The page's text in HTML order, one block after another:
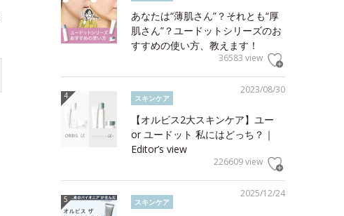
あなたは“薄肌さん”？それとも“厚
肌さん”？ユードットシリーズのお
すすめの使い方、教えます！
36583 view
2023/08/30
スキンケア
【オルビス2大スキンケア】ユー
or ユードット 私にはどっち？｜
Editor’s view
226609 view
2025/12/24
スキンケア